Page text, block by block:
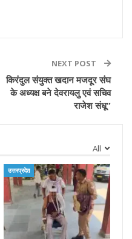
NEXT POST
किरंदुल संयुक्त खदान मजदूर संघ
के अध्यक्ष बने देवरायलु एवं सचिव
राजेश संधू”
All
उत्तरप्रदेश